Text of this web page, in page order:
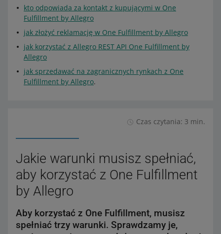
kto odpowiada za kontakt z kupującymi w One
Fulfillment by Allegro
jak złożyć reklamację w One Fulfillment by Allegro
jak korzystać z Allegro REST API One Fulfillment by
Allegro
jak sprzedawać na zagranicznych rynkach z One
Fulfillment by Allegro.
Czas czytania: 3 min.
Jakie warunki musisz spełniać,
aby korzystać z One Fulfillment
by Allegro
Aby korzystać z One Fulfillment, musisz
spełniać trzy warunki. Sprawdzamy je,